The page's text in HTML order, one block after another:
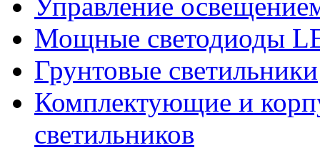
Мощные светодиоды
Грунтовые светильники
Комплектующие и
светильников